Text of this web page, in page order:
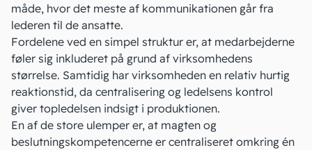
måde, hvor det meste af kommunikationen går fra
lederen til de ansatte.
Fordelene ved en simpel struktur er, at medarbejderne
føler sig inkluderet på grund af virksomhedens
størrelse. Samtidig har virksomheden en relativ hurtig
reaktionstid, da centralisering og ledelsens kontrol
giver topledelsen indsigt i produktionen.
En af de store ulemper er, at magten og
beslutningskompetencerne er centraliseret omkring én